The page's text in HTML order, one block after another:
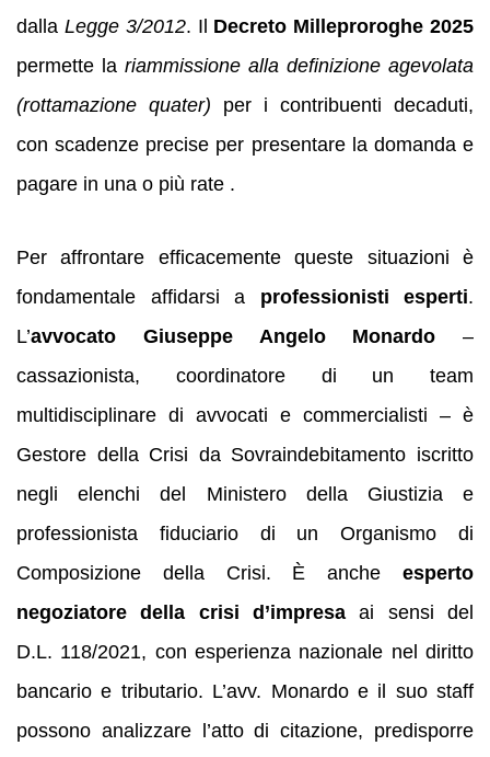
dalla Legge 3/2012. Il Decreto Milleproroghe 2025
permette la riammissione alla definizione agevolata
(rottamazione quater) per i contribuenti decaduti,
con scadenze precise per presentare la domanda e
pagare in una o più rate .
Per affrontare efficacemente queste situazioni è
fondamentale affidarsi a professionisti esperti.
L’avvocato Giuseppe Angelo Monardo –
cassazionista, coordinatore di un team
multidisciplinare di avvocati e commercialisti – è
Gestore della Crisi da Sovraindebitamento iscritto
negli elenchi del Ministero della Giustizia e
professionista fiduciario di un Organismo di
Composizione della Crisi. È anche esperto
negoziatore della crisi d’impresa ai sensi del
D.L. 118/2021, con esperienza nazionale nel diritto
bancario e tributario. L’avv. Monardo e il suo staff
possono analizzare l’atto di citazione, predisporre